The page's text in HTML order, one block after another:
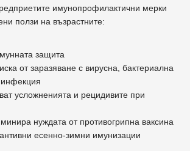
имунопрофилактични мерки
ползи на възрастните:
защита
от заразяване с вирусна, бактериална
усложненията и рецидивите при
нуждата от противогрипна ваксина
есенно-зимни имунизации